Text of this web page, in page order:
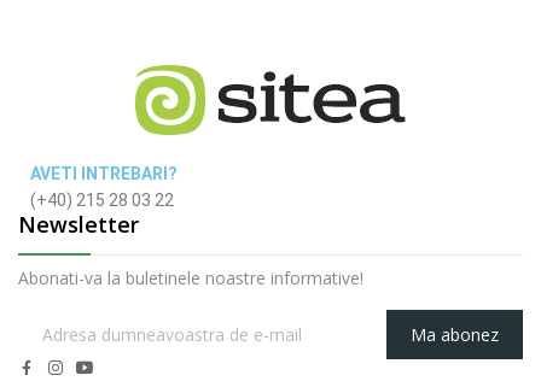
AVETI INTREBARI?
(+40) 215 28 03 22
Newsletter
Abonati-va la buletinele noastre informative!
Ma abonez